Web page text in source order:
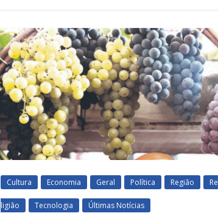
Cultura Economia Geral Política Região Re
ligião Tecnologia Últimas Notícias